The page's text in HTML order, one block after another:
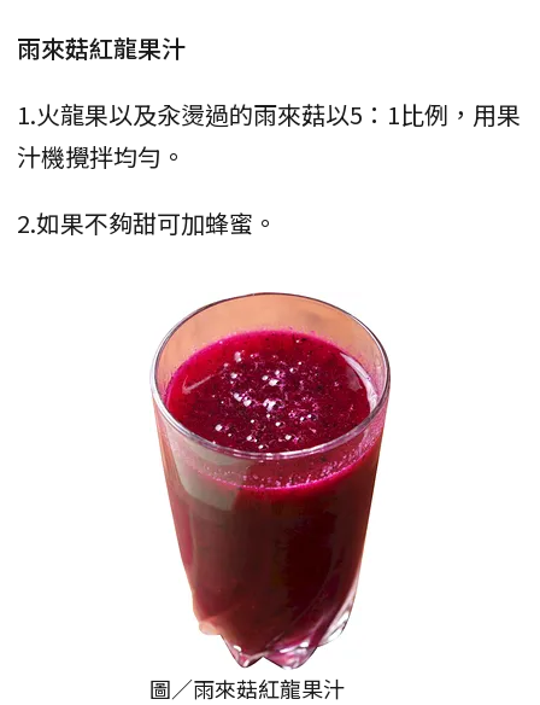
雨來菇紅龍果汁
1.火龍果以及汆燙過的雨來菇以5：1比例，用果
汁機攪拌均勻。
2.如果不夠甜可加蜂蜜。
圖／雨來菇紅龍果汁